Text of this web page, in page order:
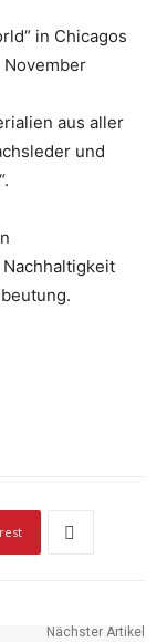
in Chicagos
November
aus aller
und
Nächster Artikel